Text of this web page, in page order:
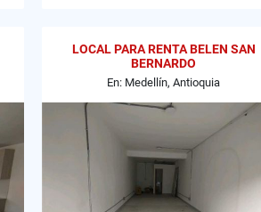
LOCAL PARA RENTA BELEN SAN
BERNARDO
En: Medellín, Antioquia